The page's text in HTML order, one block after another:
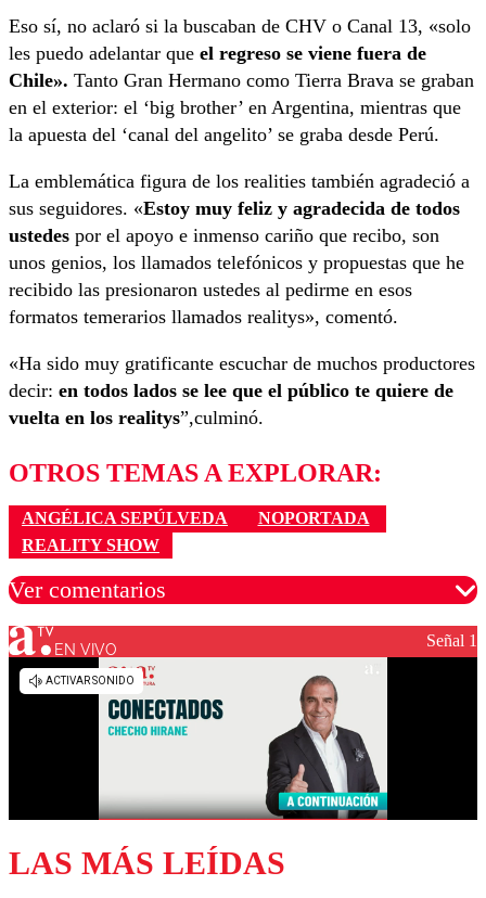
Eso sí, no aclaró si la buscaban de CHV o Canal 13, «solo
les puedo adelantar que el regreso se viene fuera de
Chile». Tanto Gran Hermano como Tierra Brava se graban
en el exterior: el ‘big brother’ en Argentina, mientras que
la apuesta del ‘canal del angelito’ se graba desde Perú.
La emblemática figura de los realities también agradeció a
sus seguidores. «Estoy muy feliz y agradecida de todos
ustedes por el apoyo e inmenso cariño que recibo, son
unos genios, los llamados telefónicos y propuestas que he
recibido las presionaron ustedes al pedirme en esos
formatos temerarios llamados realitys», comentó.
«Ha sido muy gratificante escuchar de muchos productores
decir: en todos lados se lee que el público te quiere de
vuelta en los realitys”,culminó.
OTROS TEMAS A EXPLORAR:
ANGÉLICA SEPÚLVEDA
NOPORTADA
REALITY SHOW
Ver comentarios
Los comentarios son moderados para garantizar un
diálogo respetuoso.
EN VIVO Señal 1
LAS MÁS LEÍDAS